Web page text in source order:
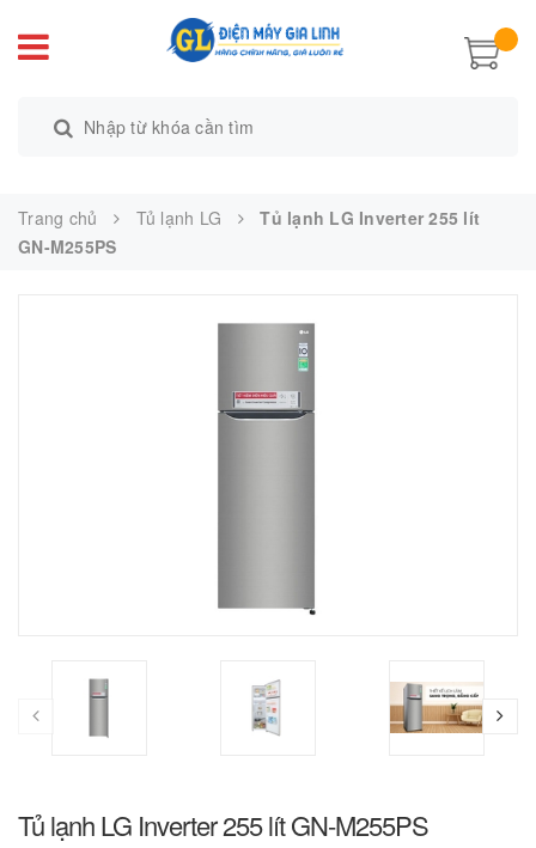
Trang chủ Tủ lạnh LG
Tủ lạnh LG Inverter 255 lít
GN-M255PS
Tủ lạnh LG Inverter 255 lít GN-M255PS